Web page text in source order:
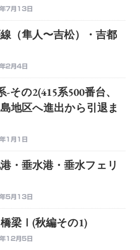
7月13日
（隼人〜吉松）・吉都
2月4日
-その2(415系500番台、
地区へ進出から引退ま
1月1日
・垂水港・垂水フェリ
5月13日
梁Ⅰ(秋編その1)
12月5日